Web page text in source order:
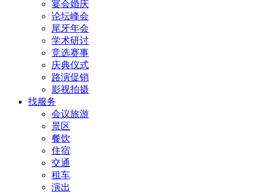
宴会婚庆
论坛峰会
尾牙年会
学术研讨
竞选赛事
庆典仪式
路演促销
影视拍摄
找服务
会议旅游
景区
餐饮
住宿
交通
租车
演出